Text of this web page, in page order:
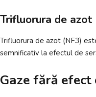
Trifluorura de azot
Trifluorura de azot (NF3)
semnificativ la efectul de
Gaze fără efect